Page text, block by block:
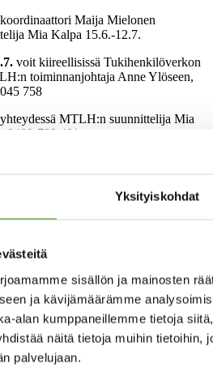
Yksityiskohdat
sisällön ja mainosten
ja kävijämäärämme
alan kumppaneillemme tietoja
näitä tietoja muihin tietoihin,
palvelujaan.
koordinaattori Maija Mielonen
Mia Kalpa 15.6.-12.7.
voit kiireellisissä Tukihenkilöverkon
toiminnanjohtaja Anne Ylöseen,
758
MTLH:n suunnittelija Mia
0400-789 481